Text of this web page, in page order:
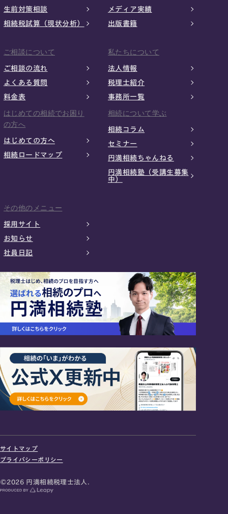
お急ぎの方は電話で面談予約
生前対策相談
相続税試算（現状分析）
メディア実績
出版書籍
ご相談について
ご相談の流れ
よくある質問
料金表
私たちについて
法人情報
税理士紹介
事務所一覧
はじめての相続でお困り
の方へ
はじめての方へ
相続ロードマップ
相続について学ぶ
相続コラム
セミナー
円満相続ちゃんねる
円満相続塾（受講生募集
中）
その他のメニュー
採用サイト
お知らせ
社員日記
サイトマップ
プライバシーポリシー
©2026 円満相続税理士法人.